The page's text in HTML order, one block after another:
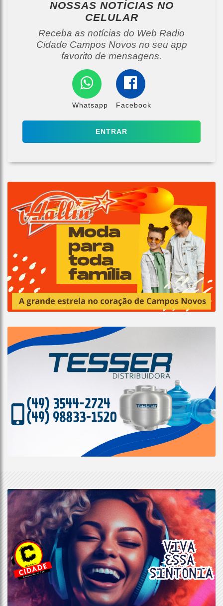
NOSSAS NOTÍCIAS NO
CELULAR
Receba as notícias do Web Radio
Cidade Campos Novos no seu app
favorito de mensagens.
Whatsapp Facebook
ENTRAR